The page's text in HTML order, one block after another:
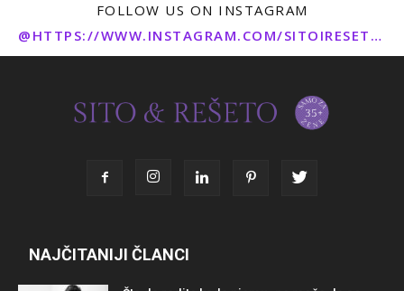
FOLLOW US ON INSTAGRAM
@HTTPS://WWW.INSTAGRAM.COM/SITOIRESETO/
NAJČITANIJI ČLANCI